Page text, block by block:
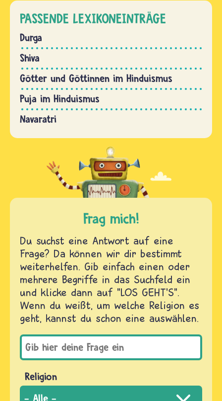
PASSENDE LEXIKONEINTRÄGE
Durga
Shiva
Götter und Göttinnen im Hinduismus
Puja im Hinduismus
Navaratri
Frag mich!
Du suchst eine Antwort auf eine
Frage? Da können wir dir bestimmt
weiterhelfen. Gib einfach einen oder
mehrere Begriffe in das Suchfeld ein
und klicke dann auf "LOS GEHT'S".
Wenn du weißt, um welche Religion es
geht, kannst du schon eine auswählen.
Religion